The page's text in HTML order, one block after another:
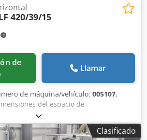
420/39/15
Llamar
de máquina/vehículo: 005107,
del espacio de
mm Anchura de las dimensiones
15000 mm Codpfxoiiipue
Clasificado